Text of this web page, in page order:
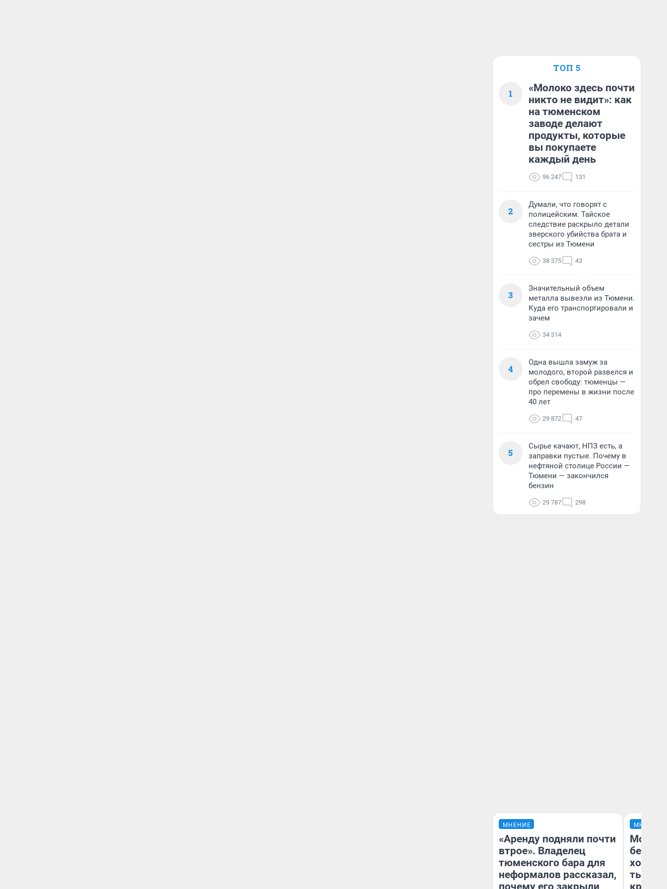
ТОП 5
1
«Молоко здесь почти
никто не видит»: как
на тюменском
заводе делают
продукты, которые
вы покупаете
каждый день
96 247 131
2
Думали, что говорят с
полицейским. Тайское
следствие раскрыло детали
зверского убийства брата и
сестры из Тюмени
38 375 43
3
Значительный объем
металла вывезли из Тюмени.
Куда его транспортировали и
зачем
34 314
4
Одна вышла замуж за
молодого, второй развелся и
обрел свободу: тюменцы —
про перемены в жизни после
40 лет
29 872 47
5
Сырье качают, НПЗ есть, а
заправки пустые. Почему в
нефтяной столице России —
Тюмени — закончился
бензин
29 787 298
МНЕНИЕ
«Аренду подняли почти
втрое». Владелец
тюменского бара для
неформалов рассказал,
почему его закрыли
МНЕНИЕ
Мой
хотела
тысяч,